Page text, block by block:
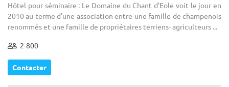
Hôtel pour séminaire : Le Domaine du Chant d'Eole voit le jour en
2010 au terme d'une association entre une famille de champenois
renommés et une famille de propriétaires terriens- agriculteurs ...
2-800
Contacter